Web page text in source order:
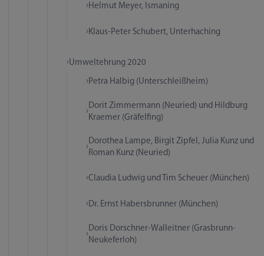
Helmut Meyer, Ismaning
Klaus-Peter Schubert, Unterhaching
Umweltehrung 2020
Petra Halbig (Unterschleißheim)
Dorit Zimmermann (Neuried) und Hildburg
Kraemer (Gräfelfing)
Dorothea Lampe, Birgit Zipfel, Julia Kunz und
Roman Kunz (Neuried)
Claudia Ludwig und Tim Scheuer (München)
Dr. Ernst Habersbrunner (München)
Doris Dorschner-Walleitner (Grasbrunn-
Neukeferloh)